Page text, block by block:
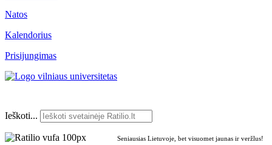
Natos
Kalendorius
Prisijungimas
Ieškoti...
Seniausias Lietuvoje, bet visuomet jaunas ir veržlus!